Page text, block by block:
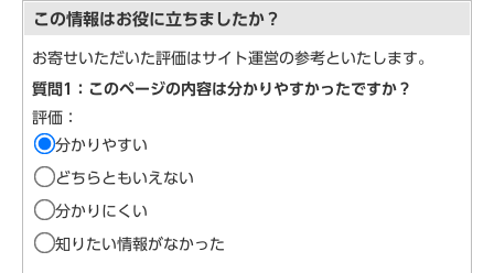
この情報はお役に立ちましたか？
お寄せいただいた評価はサイト運営の参考といたします。
質問1：このページの内容は分かりやすかったですか？
評価：
分かりやすい
どちらともいえない
分かりにくい
知りたい情報がなかった